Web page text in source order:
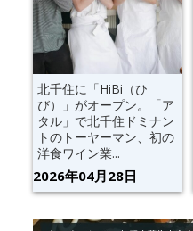
北千住に「HiBi（ひ
び）」がオープン。「ア
タル」で北千住ドミナン
トのトーヤーマン、初の
洋食ワイン業...
2026年04月28日